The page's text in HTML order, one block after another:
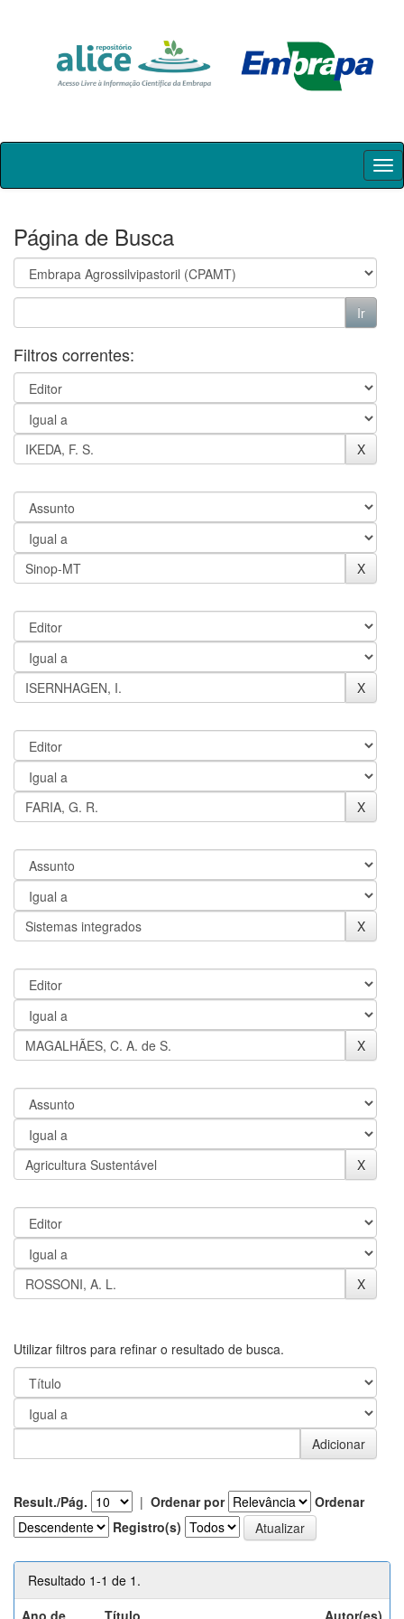
Skip
Página de Busca
Filtros correntes:
Utilizar filtros para refinar o resultado de busca.
Result./Pág. | Ordenar por
Ordenar
Registro(s)
Resultado 1-1 de 1.
Ano de
Título Autor(es)